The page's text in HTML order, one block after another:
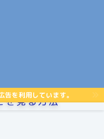
を利用しています。
を見る方法